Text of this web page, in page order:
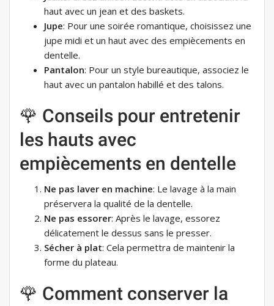
haut avec un jean et des baskets.
Jupe: Pour une soirée romantique, choisissez une
jupe midi et un haut avec des empiècements en
dentelle.
Pantalon: Pour un style bureautique, associez le
haut avec un pantalon habillé et des talons.
🌹 Conseils pour entretenir
les hauts avec
empiècements en dentelle
Ne pas laver en machine: Le lavage à la main
préservera la qualité de la dentelle.
Ne pas essorer: Après le lavage, essorez
délicatement le dessus sans le presser.
Sécher à plat: Cela permettra de maintenir la
forme du plateau.
🌹 Comment conserver la